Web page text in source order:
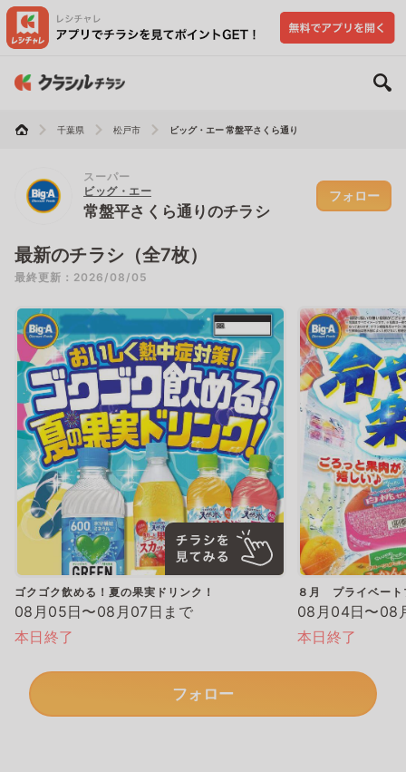
千葉県 松戸市 ビッグ・エー 常盤平さくら通り
スーパー
ビッグ・エー
常盤平さくら通りのチラシ
フォロー
最新のチラシ（全7枚）
最終更新：2026/08/05
ゴクゴク飲める！夏の果実ドリンク！
08月05日〜08月07日まで
本日終了
８月 プライベート
08月04日〜08
本日終了
フォロー